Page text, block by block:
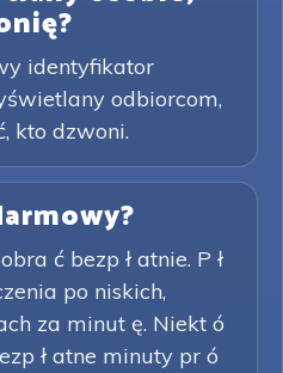
identyfikator
odbiorcom,
kto dzwoni.
ć bezp ł atnie. P ł
po niskich,
za minut ę. Niekt ó
ł atne minuty pr ó